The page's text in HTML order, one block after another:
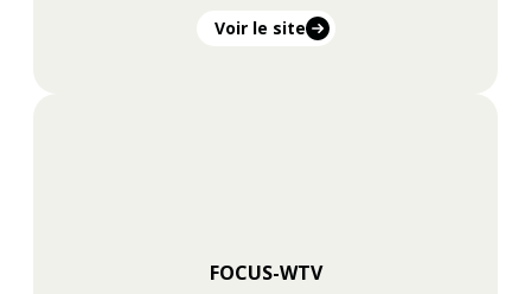
Voir le site
FOCUS-WTV